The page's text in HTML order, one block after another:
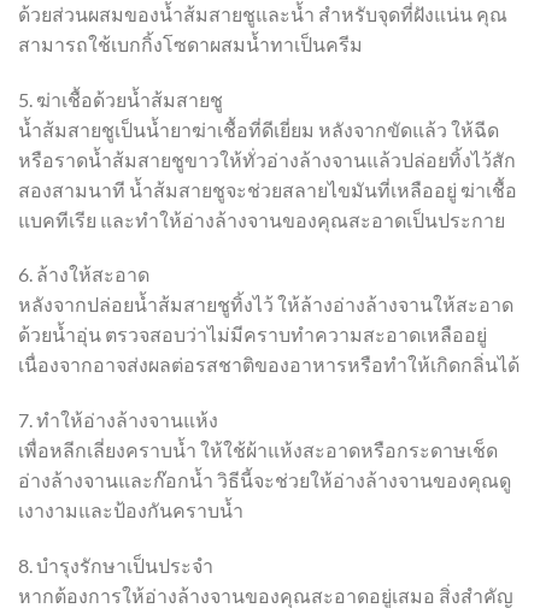
ด้วยส่วนผสมของน้ำส้มสายชูและน้ำ สำหรับจุดที่ฝังแน่น คุณ
สามารถใช้เบกกิ้งโซดาผสมน้ำทาเป็นครีม
5. ฆ่าเชื้อด้วยน้ำส้มสายชู
น้ำส้มสายชูเป็นน้ำยาฆ่าเชื้อที่ดีเยี่ยม หลังจากขัดแล้ว ให้ฉีด
หรือราดน้ำส้มสายชูขาวให้ทั่วอ่างล้างจานแล้วปล่อยทิ้งไว้สัก
สองสามนาที น้ำส้มสายชูจะช่วยสลายไขมันที่เหลืออยู่ ฆ่าเชื้อ
แบคทีเรีย และทำให้อ่างล้างจานของคุณสะอาดเป็นประกาย
6. ล้างให้สะอาด
หลังจากปล่อยน้ำส้มสายชูทิ้งไว้ ให้ล้างอ่างล้างจานให้สะอาด
ด้วยน้ำอุ่น ตรวจสอบว่าไม่มีคราบทำความสะอาดเหลืออยู่
เนื่องจากอาจส่งผลต่อรสชาติของอาหารหรือทำให้เกิดกลิ่นได้
7. ทำให้อ่างล้างจานแห้ง
เพื่อหลีกเลี่ยงคราบน้ำ ให้ใช้ผ้าแห้งสะอาดหรือกระดาษเช็ด
อ่างล้างจานและก๊อกน้ำ วิธีนี้จะช่วยให้อ่างล้างจานของคุณดู
เงางามและป้องกันคราบน้ำ
8. บำรุงรักษาเป็นประจำ
หากต้องการให้อ่างล้างจานของคุณสะอาดอยู่เสมอ สิ่งสำคัญ